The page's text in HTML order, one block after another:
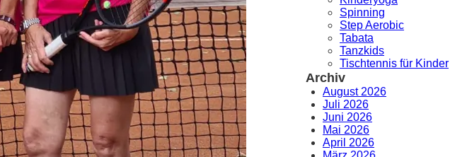
Spinning
Step Aerobic
Tabata
Tanzkids
Tischtennis für Kinder
Archiv
August 2026
Juli 2026
Juni 2026
Mai 2026
April 2026